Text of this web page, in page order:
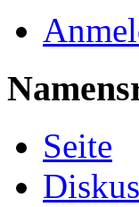
Seite